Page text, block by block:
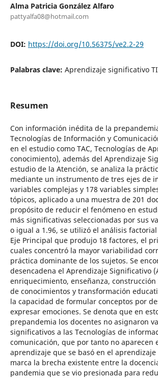
Alma Patricia González Alfaro
pattyalfa08@hotmail.com
DOI: https://doi.org/10.56375/ve2.2-29
Palabras clave: Aprendizaje significativo
Resumen
Con información inédita de la
Tecnologías de Información y
en el estudio como TAC, Tecnologías de
conocimiento), además del Aprendizaje
estudio de la Atención, se analiza la
mediante un instrumento de tres ejes de
variables complejas y 178 variables
tópicos, aplicado a una muestra de 201
propósito de reducir el fenómeno en
más significativas seleccionadas por sus
o igual a 1.96, se utilizó el análisis
Eje Principal que produjo 18 factores, el
cuales concentró la mayor variabilidad
práctica dominante de los sujetos. Se
desencadena el Aprendizaje Significativo
enriquecimiento, enseñanza,
de conocimientos y transformación
la capacidad de formular conceptos por
expresar emociones. Se denota que en
prepandemia los docentes no asignaron
significativos a las Tecnologías de
comunicación, que por tanto no aparecen
aprendizaje que se basó en el
marca la brecha existente entre la
pandemia que se vio presionada para